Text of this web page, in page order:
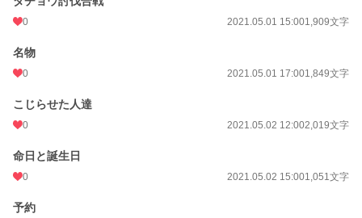
0 2021.05.01 15:001,909文字
名物
0 2021.05.01 17:001,849文字
こじらせた人達
0 2021.05.02 12:002,019文字
命日と誕生日
0 2021.05.02 15:001,051文字
予約